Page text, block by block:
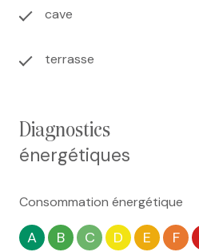
cave
terrasse
diagnostics
énergétiques
Consommation énergétique
A B C D E F